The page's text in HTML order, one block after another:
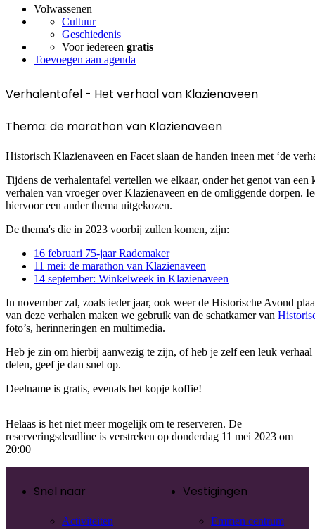
Volwassenen
Cultuur
Geschiedenis
Voor iedereen gratis
Toevoegen aan agenda
Verhalentafel - Het verhaal van Klazienaveen
Thema: de marathon van Klazienaveen
Historisch Klazienaveen en Facet slaan de handen ineen met ‘de
Tijdens de verhalentafel vertellen we elkaar, onder het genot van
verhalen van vroeger over Klazienaveen en de omliggende dorpen.
hiervoor een ander thema uitgekozen.
De thema's die in 2023 voorbij zullen komen, zijn:
16 februari 75-jaar Rademaker
11 mei: de marathon van Klazienaveen
14 september: Winkelweek in Klazienaveen
In november zal, zoals ieder jaar, ook weer de Historische Avond
van deze verhalen maken we gebruik van de schatkamer van
foto’s, herinneringen en multimedia.
Heb je zin om hierbij aanwezig te zijn, of heb je zelf een leuk verhaal
delen, geef je dan snel op.
Deelname is gratis, evenals het kopje koffie!
Helaas is het niet meer mogelijk om te reserveren. De
reserveringsdeadline is verstreken op donderdag 11 mei 2023 om
20:00
Snel naar
Activiteiten
Vestigingen
Emmen centrum